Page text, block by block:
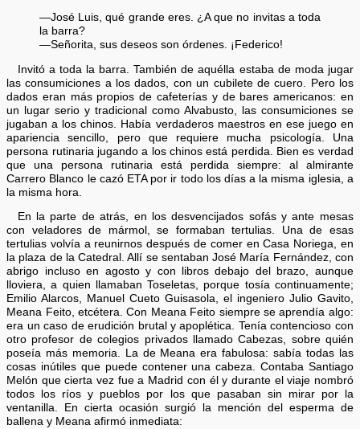
—José Luis, qué grande eres. ¿A que no invitas a toda
la barra?
—Señorita, sus deseos son órdenes. ¡Federico!
Invitó a toda la barra. También de aquélla estaba de moda jugar
las consumiciones a los dados, con un cubilete de cuero. Pero los
dados eran más propios de cafeterías y de bares americanos: en
un lugar serio y tradicional como Alvabusto, las consumiciones se
jugaban a los chinos. Había verdaderos maestros en ese juego en
apariencia sencillo, pero que requiere mucha psicología. Una
persona rutinaria jugando a los chinos está perdida. Bien es verdad
que una persona rutinaria está perdida siempre: al almirante
Carrero Blanco le cazó ETA por ir todo los días a la misma iglesia, a
la misma hora.
En la parte de atrás, en los desvencijados sofás y ante mesas
con veladores de mármol, se formaban tertulias. Una de esas
tertulias volvía a reunirnos después de comer en Casa Noriega, en
la plaza de la Catedral. Allí se sentaban José María Fernández, con
abrigo incluso en agosto y con libros debajo del brazo, aunque
lloviera, a quien llamaban Toseletas, porque tosía continuamente;
Emilio Alarcos, Manuel Cueto Guisasola, el ingeniero Julio Gavito,
Meana Feito, etcétera. Con Meana Feito siempre se aprendía algo:
era un caso de erudición brutal y apoplética. Tenía contencioso con
otro profesor de colegios privados llamado Cabezas, sobre quién
poseía más memoria. La de Meana era fabulosa: sabía todas las
cosas inútiles que puede contener una cabeza. Contaba Santiago
Melón que cierta vez fue a Madrid con él y durante el viaje nombró
todos los ríos y pueblos por los que pasaban sin mirar por la
ventanilla. En cierta ocasión surgió la mención del esperma de
ballena y Meana afirmó inmediata: